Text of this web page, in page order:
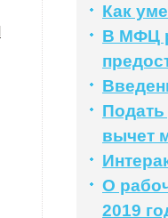
Как
В МФЦ
вычет
О
2019